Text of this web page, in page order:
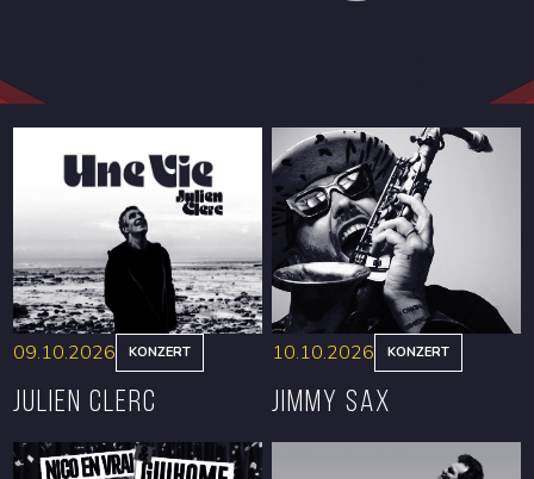
09.10.2026 KONZERT
Julien Clerc
10.10.2026 KONZERT
Jimmy Sax